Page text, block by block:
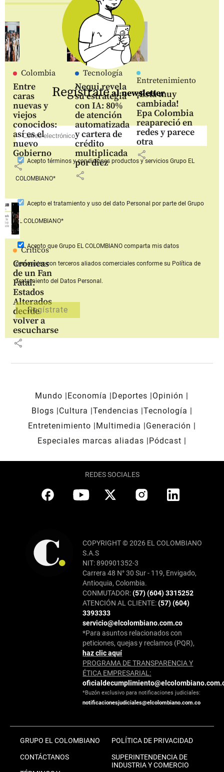
Colombia
Entre
caras
nuevas y
viejos
conocidos:
así es el
nuevo
Gobierno
share
Tecnología
Nequi revela
su estrategia
con IA: 80%
de atención
automatizada
y cartera de
crédito
multiplicada
por diez
share
Entretenimiento
¡Está muy
cambiada!
Epa Colombia
reapareció en
redes y parece
otra
share
Críticos
Crónicas
de un Fan
Fatal:
Estados
Alterados
decide
volver a
escucharse
share
Regístrateal newsletter
Aceptotérminos y condiciones productos y serviciosGrupo EL
COLOMBIANO*
Acepto el tratamiento y uso del dato Personal por parte del Grupo
EL COLOMBIANO*
Acepto que Grupo EL COLOMBIANOcomparta mis datos
personales con terceros aliados comerciales conforme su Política de
Tratamiento del Datos Personal.
Mundo Economía Deportes
Opinión
Blogs
Cultura Tendencias Tecnología
Entretenimiento
Multimedia
Generación
Especiales marcas aliadas
Pódcast
REDES SOCIALES
COPYRIGHT © 2026 EL COLOMBIANO
S.A.S
NIT: 890901352-3
Carrera 48 N° 30 Sur - 119, Envigado,
Antioquia, Colombia.
CONMUTADOR:(57) (604) 3315252
ATENCIÓN AL CLIENTE:(57) (604)
3393333
servicio@elcolombiano.com.co
*Para asuntos relacionados con
peticiones, quejas y reclamos (PQR),
haz clic aquí
PROGRAMA DE TRANSPARENCIA Y
ÉTICA EMPRESARIAL:
*Buzón exclusivo para notificaciones judiciales:
notificacionesjudiciales@elcolombiano.com.co
GRUPO EL COLOMBIANO
CONTÁCTANOS
POLÍTICA DE PRIVACIDAD
SUPERINTENDENCIA DE
INDUSTRIA Y COMERCIO